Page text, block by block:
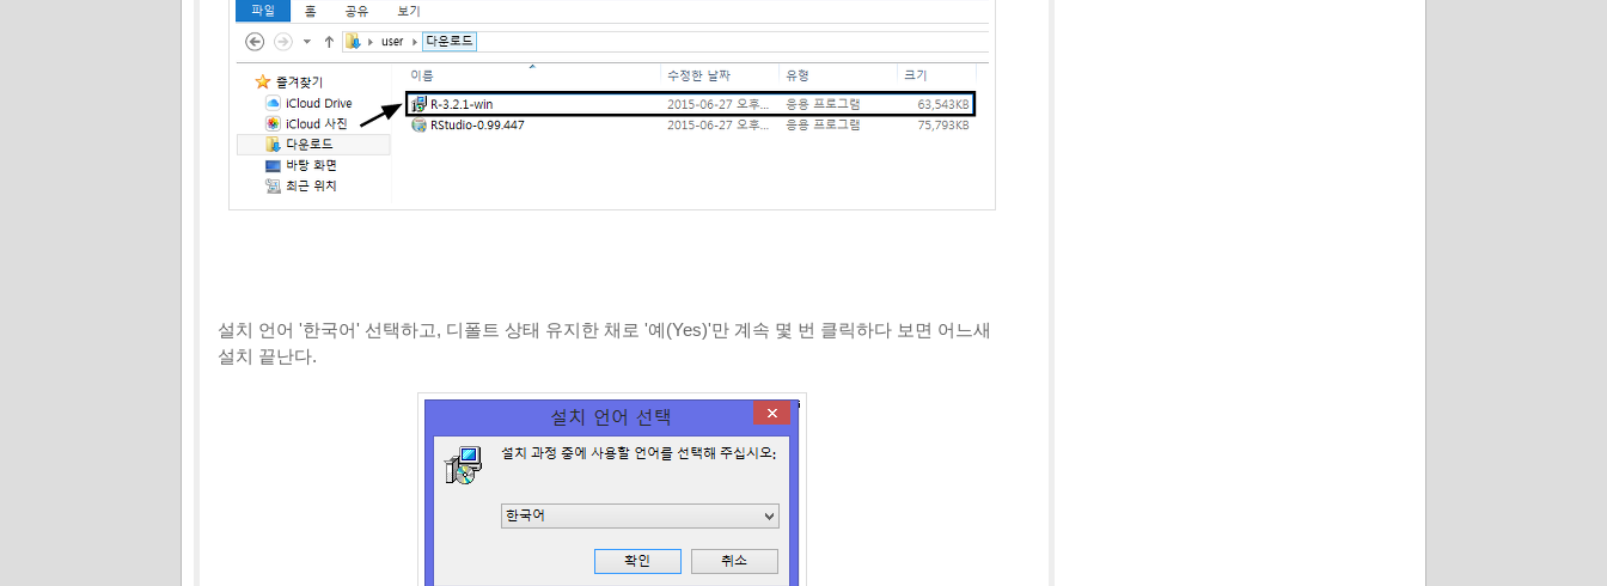
설치 언어 '한국어' 선택하고, 디폴트 상태 유지한 채로 '예(Yes)'만 계속 몇 번 클릭하다 보면 어느새
설치 끝난다.